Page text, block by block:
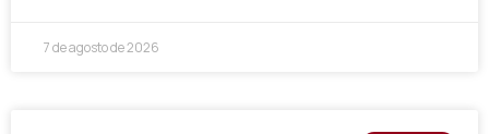
7 de agosto de 2026